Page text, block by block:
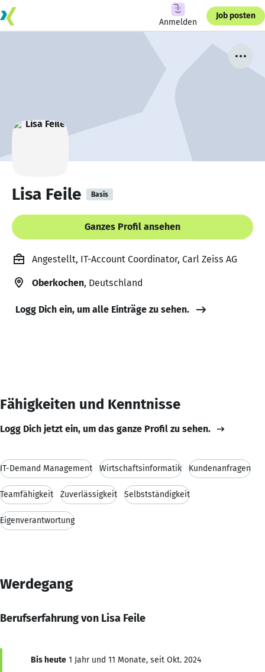
Anmelden
Job posten
Lisa Feile Basis
Ganzes Profil ansehen
Angestellt, IT-Account Coordinator, Carl Zeiss AG
Oberkochen, Deutschland
Logg Dich ein, um alle Einträge zu sehen.
Fähigkeiten und Kenntnisse
Logg Dich jetzt ein, um das ganze Profil zu sehen.
IT-Demand Management Wirtschaftsinformatik Kundenanfragen
Teamfähigkeit Zuverlässigkeit Selbstständigkeit
Eigenverantwortung
Werdegang
Berufserfahrung von Lisa Feile
Bis heute 1 Jahr und 11 Monate, seit Okt. 2024